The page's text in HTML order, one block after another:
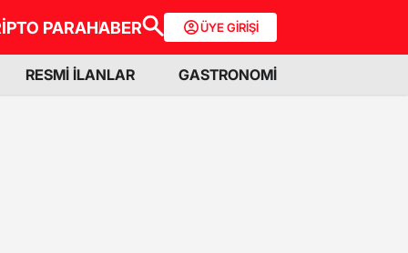
PARAHABER ÜYE GİRİŞİ
RESMİ İLANLAR GASTRONOMİ